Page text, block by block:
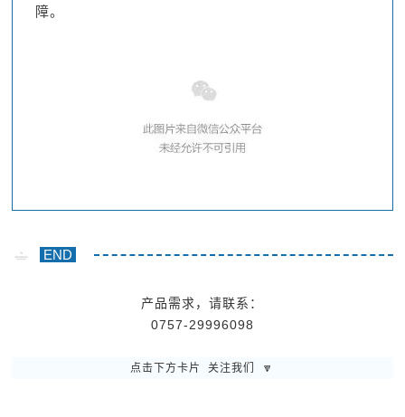
障。
END
产品需求，请联系：
0757-29996098
点击下方卡片 关注我们 🔽